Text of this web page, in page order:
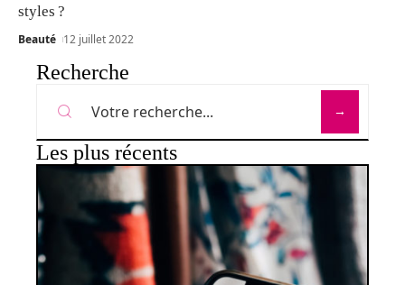
styles ?
Beauté 12 juillet 2022
Recherche
Les plus récents